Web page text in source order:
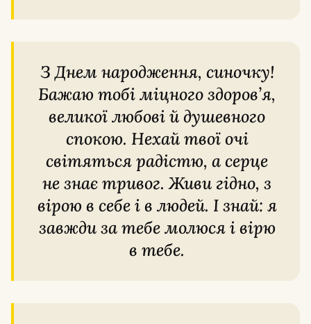
З Днем народження, синочку!
Бажаю тобі міцного здоров’я,
великої любові й душевного
спокою. Нехай твої очі
світяться радістю, а серце
не знає тривог. Живи гідно, з
вірою в себе і в людей. І знай: я
завжди за тебе молюся і вірю
в тебе.